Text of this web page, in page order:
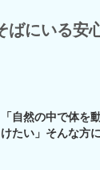
ばにいる
「自然の中で体を
けたい」そんな方